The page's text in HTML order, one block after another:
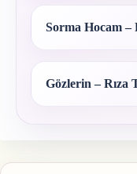
Sorma Hocam –
Gözlerin – Rıza